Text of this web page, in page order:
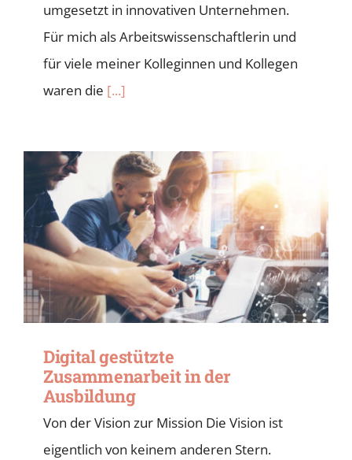
umgesetzt in innovativen Unternehmen.
Für mich als Arbeitswissenschaftlerin und
für viele meiner Kolleginnen und Kollegen
waren die [...]
Digital gestützte
Zusammenarbeit in der
Ausbildung
Von der Vision zur Mission Die Vision ist
eigentlich von keinem anderen Stern.